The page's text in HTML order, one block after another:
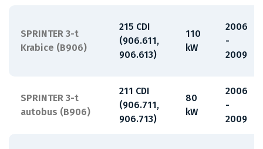
SPRINTER 3-t
Krabice (B906)
215 CDI
(906.611,
906.613)
110
kW
2006
-
2009
SPRINTER 3-t
autobus (B906)
211 CDI
(906.711,
906.713)
80
kW
2006
-
2009